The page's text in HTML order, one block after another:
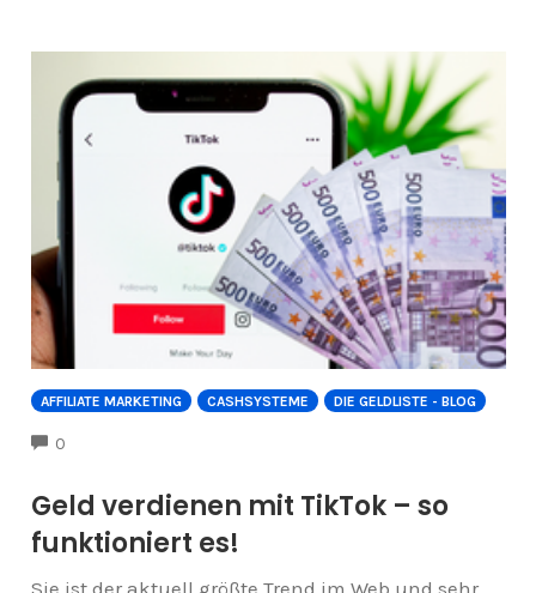
AFFILIATE MARKETING CASHSYSTEME DIE GELDLISTE - BLOG
0
Geld verdienen mit TikTok – so
funktioniert es!
Sie ist der aktuell größte Trend im Web und sehr